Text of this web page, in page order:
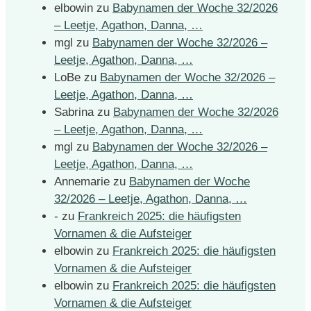
elbowin zu Babynamen der Woche 32/2026
– Leetje, Agathon, Danna, …
mgl zu Babynamen der Woche 32/2026 –
Leetje, Agathon, Danna, …
LoBe zu Babynamen der Woche 32/2026 –
Leetje, Agathon, Danna, …
Sabrina zu Babynamen der Woche 32/2026
– Leetje, Agathon, Danna, …
mgl zu Babynamen der Woche 32/2026 –
Leetje, Agathon, Danna, …
Annemarie zu Babynamen der Woche
32/2026 – Leetje, Agathon, Danna, …
- zu Frankreich 2025: die häufigsten
Vornamen & die Aufsteiger
elbowin zu Frankreich 2025: die häufigsten
Vornamen & die Aufsteiger
elbowin zu Frankreich 2025: die häufigsten
Vornamen & die Aufsteiger